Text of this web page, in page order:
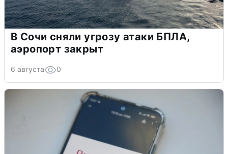
В Сочи сняли угрозу атаки БПЛА,
аэропорт закрыт
6 августа 0